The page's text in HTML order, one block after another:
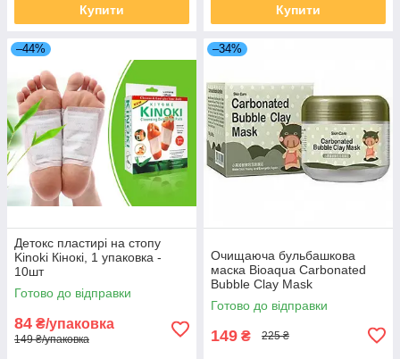
Купити Купити
–44%
Детокс пластирі на стопу
Kinoki Кінокі, 1 упаковка -
10шт
Готово до відправки
84 ₴/упаковка
149 ₴/упаковка
–34%
Очищаюча бульбашкова
маска Bioaqua Carbonated
Bubble Clay Mask
Готово до відправки
149 ₴ 225 ₴